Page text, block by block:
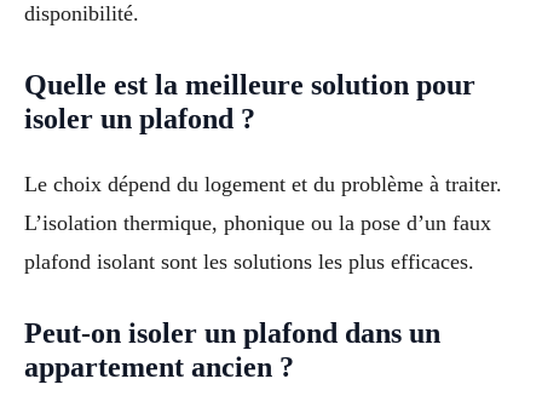
disponibilité.
Quelle est la meilleure solution pour
isoler un plafond ?
Le choix dépend du logement et du problème à traiter.
L’isolation thermique, phonique ou la pose d’un faux
plafond isolant sont les solutions les plus efficaces.
Peut-on isoler un plafond dans un
appartement ancien ?